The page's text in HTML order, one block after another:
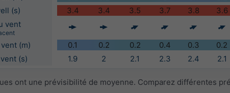
(s)
3.4 3.4 3.5 3.7 3.8 3.6
vent
(m) 0.1 0.2 0.2 0.4 0.3 0.2
(s)
1.9 2 2.1 2.3 2.4 2.1
ont une prévisibilité de moyenne. Comparez différentes